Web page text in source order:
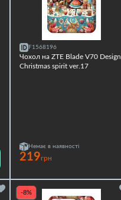
F1568196
Чохол на ZTE Blade V70 Design
Christmas spirit ver.17
Немає в наявності
219грн
-8%